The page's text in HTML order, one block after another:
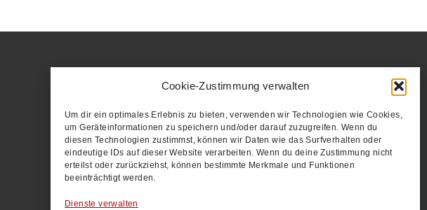
Cookie-Zustimmung verwalten
Um dir ein optimales Erlebnis zu bieten, verwenden wir Technologien wie Cookies,
um Geräteinformationen zu speichern und/oder darauf zuzugreifen. Wenn du
diesen Technologien zustimmst, können wir Daten wie das Surfverhalten oder
eindeutige IDs auf dieser Website verarbeiten. Wenn du deine Zustimmung nicht
erteilst oder zurückziehst, können bestimmte Merkmale und Funktionen
beeinträchtigt werden.
Dienste verwalten
IMPRESSUM
DATENSCHUTZERKLÄRUNG
AGB'S